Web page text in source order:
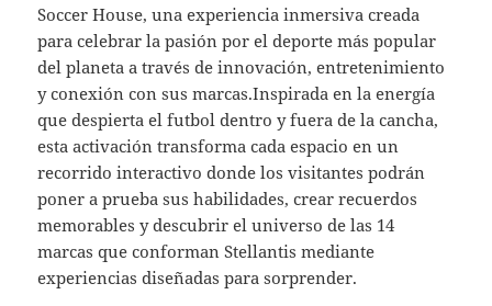
Soccer House, una experiencia inmersiva creada
para celebrar la pasión por el deporte más popular
del planeta a través de innovación, entretenimiento
y conexión con sus marcas.Inspirada en la energía
que despierta el futbol dentro y fuera de la cancha,
esta activación transforma cada espacio en un
recorrido interactivo donde los visitantes podrán
poner a prueba sus habilidades, crear recuerdos
memorables y descubrir el universo de las 14
marcas que conforman Stellantis mediante
experiencias diseñadas para sorprender.